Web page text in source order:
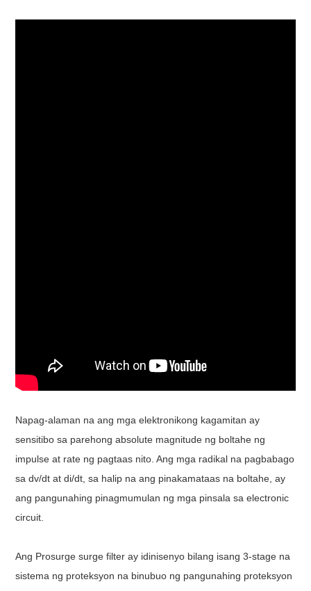
Napag-alaman na ang mga elektronikong kagamitan ay
sensitibo sa parehong absolute magnitude ng boltahe ng
impulse at rate ng pagtaas nito. Ang mga radikal na pagbabago
sa dv/dt at di/dt, sa halip na ang pinakamataas na boltahe, ay
ang pangunahing pinagmumulan ng mga pinsala sa electronic
circuit.
Ang Prosurge surge filter ay idinisenyo bilang isang 3-stage na
sistema ng proteksyon na binubuo ng pangunahing proteksyon